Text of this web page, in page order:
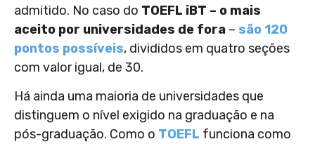
admitido. No caso do TOEFL iBT – o mais
aceito por universidades de fora – são 120
pontos possíveis, divididos em quatro seções
com valor igual, de 30.
Há ainda uma maioria de universidades que
distinguem o nível exigido na graduação e na
pós-graduação. Como o TOEFL funciona como